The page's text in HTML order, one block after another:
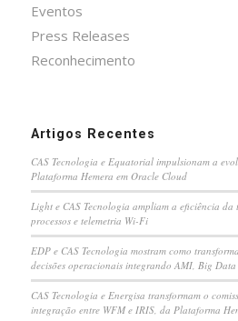
Eventos
Press Releases
Reconhecimento
Artigos Recentes
CAS Tecnologia e Equatorial impulsionam a
Plataforma Hemera em Oracle Cloud
Light e CAS Tecnologia ampliam a eficiência da
processos e telemetria Wi-Fi
EDP e CAS Tecnologia mostram como
decisões operacionais integrando AMI, Big
CAS Tecnologia e Energisa transformam o
integração entre WFM e IRIS, da Plataforma